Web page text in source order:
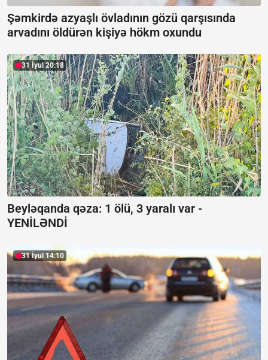
Şəmkirdə azyaşlı övladının gözü qarşısında
arvadını öldürən kişiyə hökm oxundu
31 İyul 20:18
Beyləqanda qəza: 1 ölü, 3 yaralı var -
YENİLƏNDİ
31 İyul 14:10